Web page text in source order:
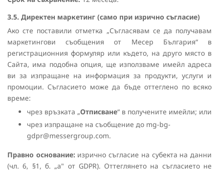
3.5. Директен маркетинг (само при изрично съгласие)
Ако сте поставили отметка „Съгласявам се да получавам
маркетингови съобщения от Месер България“ в
регистрационния формуляр или където, на друго място в
Сайта, има подобна опция, ще използваме имейл адреса
ви за изпращане на информация за продукти, услуги и
промоции. Съгласието може да бъде оттеглено по всяко
време:
чрез връзката „Отписване“ в получените имейли; или
чрез изпращане на съобщение до mg-bg-
gdpr@messergroup.com.
Правно основание: изрично съгласие на субекта на данни
(чл. 6, §1, б. „а" от GDPR). Оттеглянето на съгласието не